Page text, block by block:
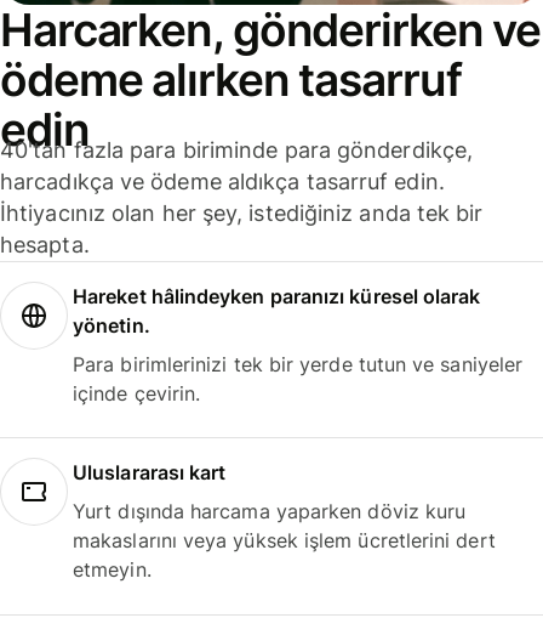
Harcarken, gönderirken ve
ödeme alırken tasarruf
edin
40'tan fazla para biriminde para gönderdikçe,
harcadıkça ve ödeme aldıkça tasarruf edin.
İhtiyacınız olan her şey, istediğiniz anda tek bir
hesapta.
Hareket hâlindeyken paranızı küresel olarak
yönetin.
Para birimlerinizi tek bir yerde tutun ve saniyeler
içinde çevirin.
Uluslararası kart
Yurt dışında harcama yaparken döviz kuru
makaslarını veya yüksek işlem ücretlerini dert
etmeyin.